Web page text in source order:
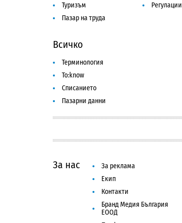
Туризъм
Пазар на труда
Регулации
Всичко
Терминология
To:know
Списанието
Пазарни данни
За нас За реклама
Екип
Контакти
Бранд Медия България
ЕООД